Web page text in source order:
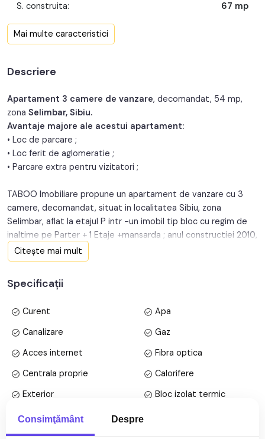
S. construita: 67 mp
Confort:
Nr. balcoane:
Nr. parcari:
An constructie:
Structura:
Orientare:
Mai multe caracteristici
Descriere
Apartament 3 camere de vanzare, decomandat, 54 mp,
zona Selimbar, Sibiu.
Avantaje majore ale acestui apartament:
• Loc de parcare ;
• Loc ferit de aglomeratie ;
• Parcare extra pentru vizitatori ;
TABOO Imobiliare propune un apartament de vanzare cu 3
camere, decomandat, situat in localitatea Sibiu, zona
Selimbar, aflat la etajul P intr -un imobil tip bloc cu regim de
inaltime pe Parter + 1 Etaje +mansarda ; anul constructiei 2010,
structura caramida. Suprafata utila de 54 mp + balcon de 2
mp
Apartamentul este structurat astfel:
• Bucatarie;
• Baie;
• Dormitor ;
• Dormitor ;
Finisajele interioare sunt moderne
• Usi interioare: celulare;
Citește mai mult
Specificații
Curent
Apa
Canalizare
Gaz
Acces internet
Fibra optica
Centrala proprie
Calorifere
Exterior
Bloc izolat termic
Vopsea lavabila
Parchet
Mai multe specificații
Consimţământ Despre